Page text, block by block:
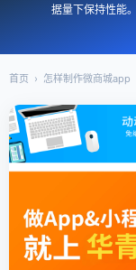
据量下保持性能
首页 › 怎样制作微商城app